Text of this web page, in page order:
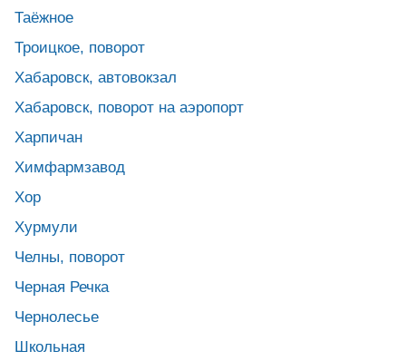
Таёжное
Троицкое, поворот
Хабаровск, автовокзал
Хабаровск, поворот на аэропорт
Харпичан
Химфармзавод
Хор
Хурмули
Челны, поворот
Черная Речка
Чернолесье
Школьная